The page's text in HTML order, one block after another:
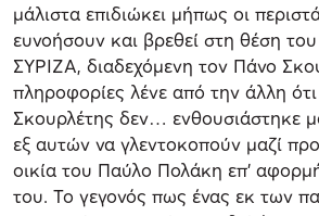
μάλιστα επιδιώκει μήπως οι
ευνοήσουν και βρεθεί στη θέση
ΣΥΡΙΖΑ, διαδεχόμενη τον Πάνο
πληροφορίες λένε από την άλλη
Σκουρλέτης δεν… ενθουσιάστηκε
εξ αυτών να γλεντοκοπούν μαζί
οικία του Παύλο Πολάκη επ’
του. Το γεγονός πως ένας εκ των